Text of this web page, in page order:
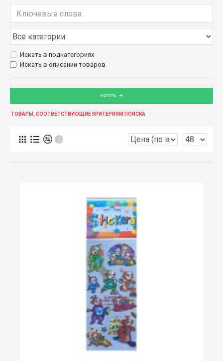
Искать в подкатегориях
Искать в описании товаров
ИСКАТЬ
ТОВАРЫ, СООТВЕТСТВУЮЩИЕ КРИТЕРИЯМ ПОИСКА
0